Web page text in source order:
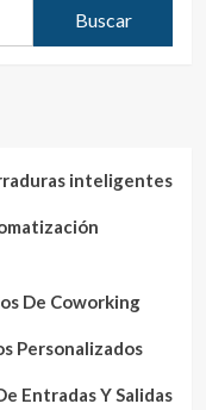
inteligentes
De Coworking
Personalizados
Entradas Y Salidas